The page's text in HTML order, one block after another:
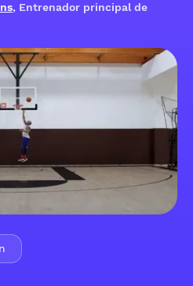
, Entrenador principal de